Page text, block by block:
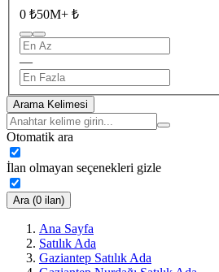
0 ₺50M+ ₺
—
Arama Kelimesi
Otomatik ara
İlan olmayan seçenekleri gizle
Ara (0 ilan)
Ana Sayfa
Satılık Ada
Gaziantep Satılık Ada